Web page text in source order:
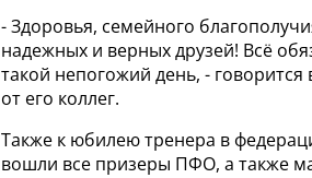
- Здоровья, семейного
надежных и верных друзей! Всё
такой непогожий день, -
от его коллег.
Также к юбилею тренера в
вошли все призеры ПФО, а также